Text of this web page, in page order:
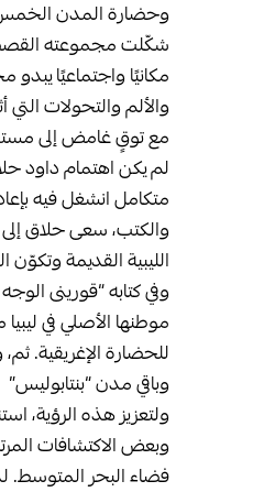
وحضارة المدن الخمس
شكّلت مجموعته
مكانيًا واجتماعيًا
والألم والتحولات
مع توقٍ غامض إلى
لم يكن اهتمام داود
متكامل انشغل فيه
والكتب، سعى حلاق إلى
الليبية القديمة
وفي كتابه “قورينى
موطنها الأصلي في
للحضارة الإغريقية.
وباقي مدن “بنتابوليس”
ولتعزيز هذه الرؤية،
وبعض الاكتشافات
فضاء البحر المتوسط.